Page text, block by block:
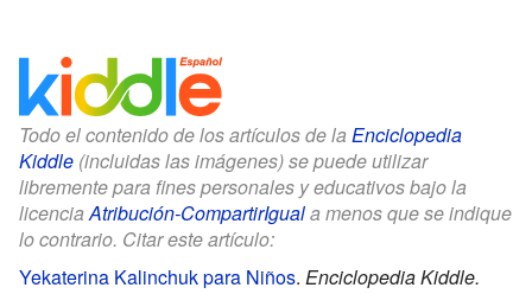
Todo el contenido de los artículos de la Enciclopedia
Kiddle (incluidas las imágenes) se puede utilizar
libremente para fines personales y educativos bajo la
licenciaAtribución-CompartirIguala menos que se indique
lo contrario. Citar este artículo:
Yekaterina Kalinchuk para Niños. Enciclopedia Kiddle.